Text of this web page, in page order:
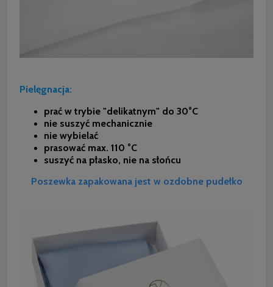
Pielęgnacja:
prać w trybie "delikatnym" do 30°C
nie suszyć mechanicznie
nie wybielać
prasować max. 110 °C
suszyć na płasko, nie na słońcu
Poszewka zapakowana jest w ozdobne pudełko